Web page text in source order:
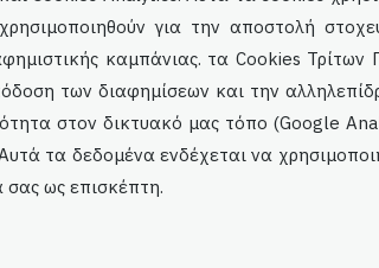
για την αποστολή
καμπάνιας. τα Cookies
των διαφημίσεων και την
στον δικτυακό μας τόπο (Google
τα δεδομένα ενδέχεται να
σας ως επισκέπτη.